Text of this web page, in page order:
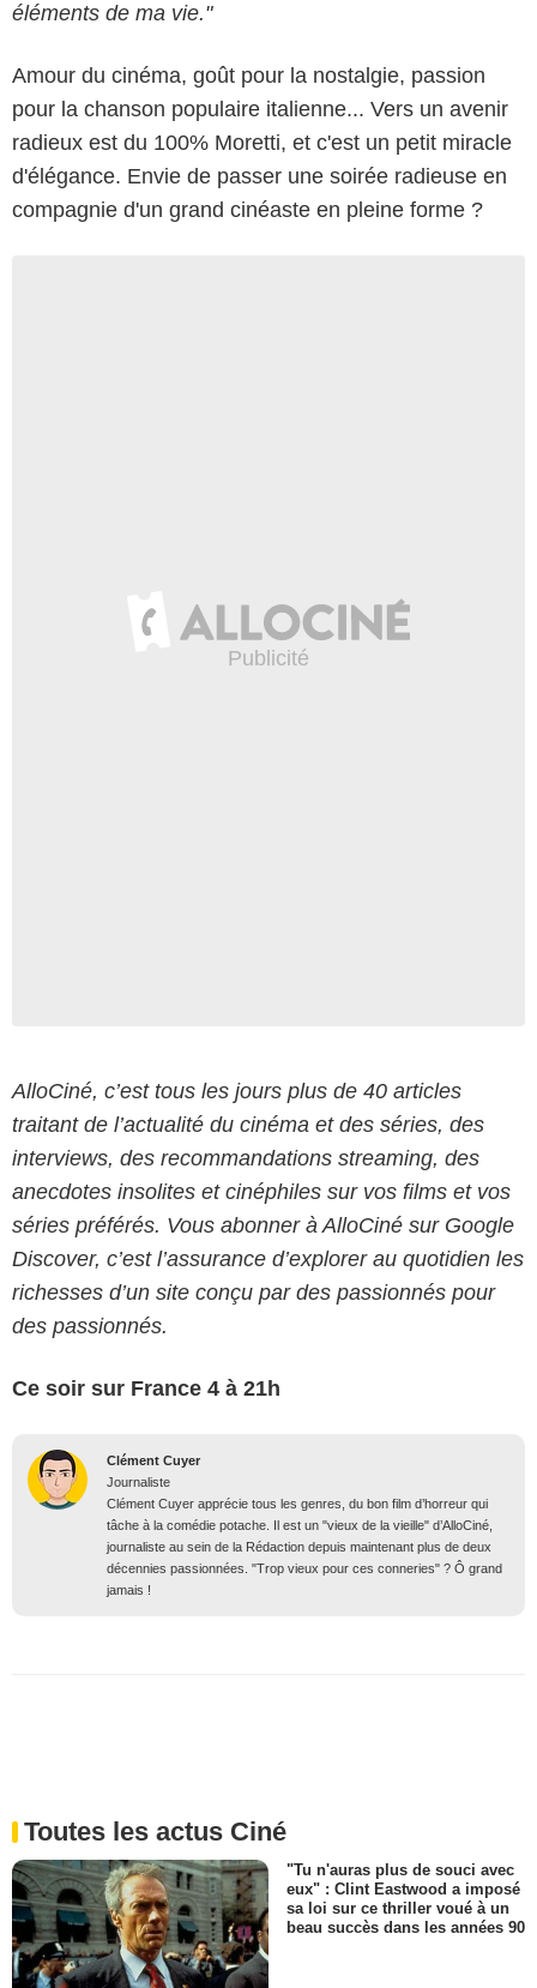
éléments de ma vie."
Amour du cinéma, goût pour la nostalgie, passion
pour la chanson populaire italienne... Vers un avenir
radieux est du 100% Moretti, et c'est un petit miracle
d'élégance. Envie de passer une soirée radieuse en
compagnie d'un grand cinéaste en pleine forme ?
AlloCiné, c’est tous les jours plus de 40 articles
traitant de l’actualité du cinéma et des séries, des
interviews, des recommandations streaming, des
anecdotes insolites et cinéphiles sur vos films et vos
séries préférés. Vous abonner à AlloCiné sur Google
Discover, c’est l’assurance d’explorer au quotidien les
richesses d’un site conçu par des passionnés pour
des passionnés.
Ce soir sur France 4 à 21h
Clément Cuyer
Journaliste
Clément Cuyer apprécie tous les genres, du bon film d’horreur qui
tâche à la comédie potache. Il est un "vieux de la vieille" d’AlloCiné,
journaliste au sein de la Rédaction depuis maintenant plus de deux
décennies passionnées. "Trop vieux pour ces conneries" ? Ô grand
jamais !
Toutes les actus Ciné
"Tu n'auras plus de souci avec
eux" : Clint Eastwood a imposé
sa loi sur ce thriller voué à un
beau succès dans les années 90